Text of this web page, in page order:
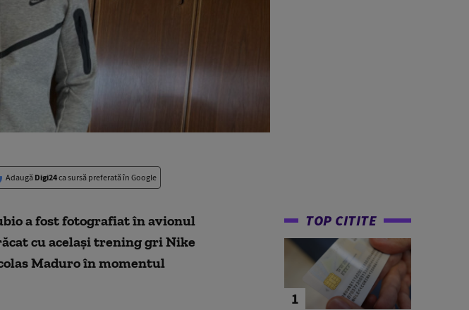
Adaugă Digi24ca sursă preferată în Google
a fost fotografiat în avionul
cu acelaşi trening gri Nike
Maduro în momentul
TOP CITITE
1